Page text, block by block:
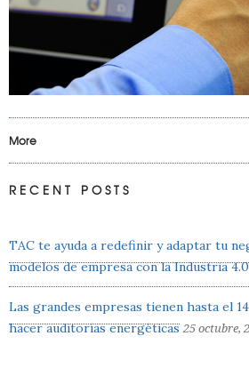
More
RECENT POSTS
TAC te ayuda a redefinir y adaptar tu
modelos de empresa con la Industria 4.0
Las grandes empresas tienen hasta el
hacer auditorías energéticas 25 octubre,